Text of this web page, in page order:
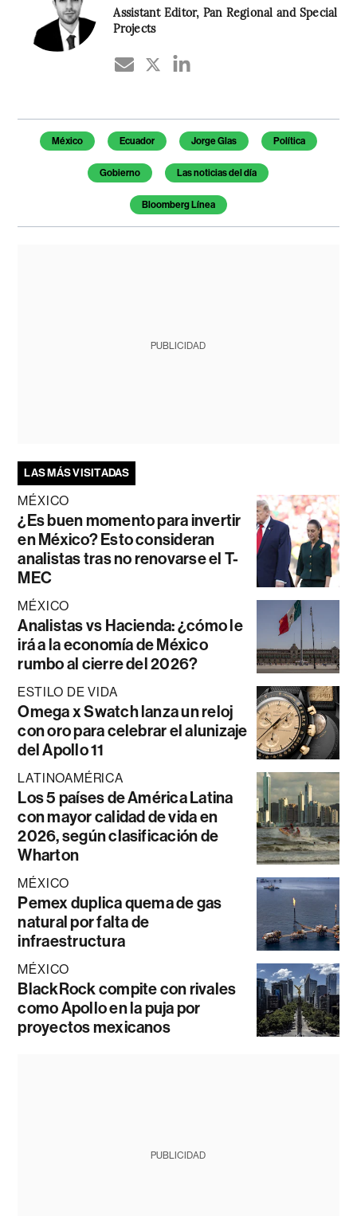
Assistant Editor, Pan Regional and Special
Projects
Temas de este artículo
México Ecuador Jorge Glas Política
Gobierno Las noticias del día
Bloomberg Línea
PUBLICIDAD
LAS MÁS VISITADAS
MÉXICO
¿Es buen momento para invertir
en México? Esto consideran
analistas tras no renovarse el T-
MEC
MÉXICO
Analistas vs Hacienda: ¿cómo le
irá a la economía de México
rumbo al cierre del 2026?
ESTILO DE VIDA
Omega x Swatch lanza un reloj
con oro para celebrar el alunizaje
del Apollo 11
LATINOAMÉRICA
Los 5 países de América Latina
con mayor calidad de vida en
2026, según clasificación de
Wharton
MÉXICO
Pemex duplica quema de gas
natural por falta de
infraestructura
MÉXICO
BlackRock compite con rivales
como Apollo en la puja por
proyectos mexicanos
PUBLICIDAD